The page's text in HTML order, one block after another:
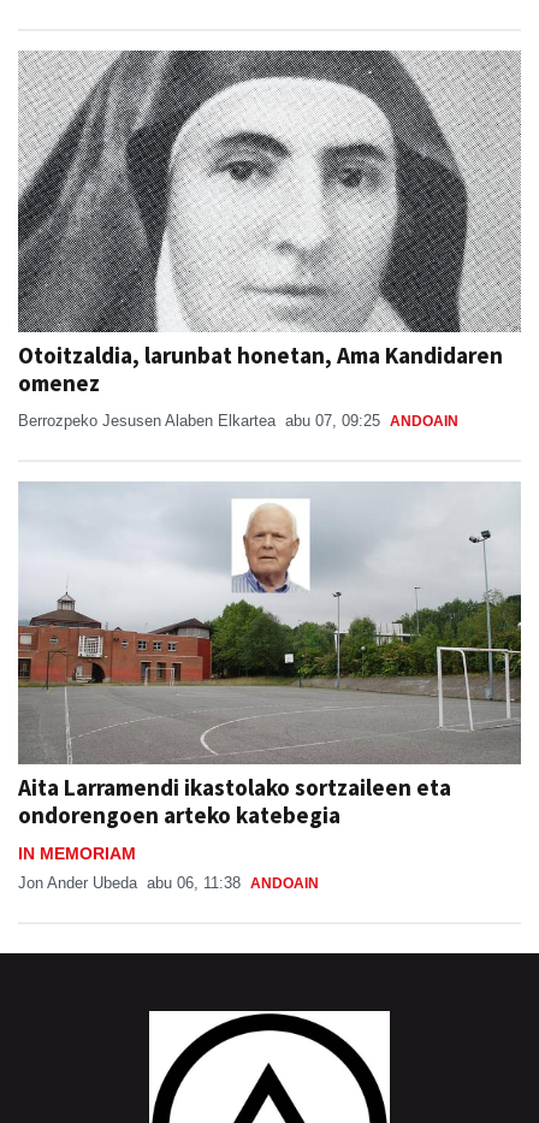
Otoitzaldia, larunbat honetan, Ama Kandidaren
omenez
Berrozpeko Jesusen Alaben Elkartea abu 07, 09:25 ANDOAIN
Aita Larramendi ikastolako sortzaileen eta
ondorengoen arteko katebegia
IN MEMORIAM
Jon Ander Ubeda abu 06, 11:38 ANDOAIN